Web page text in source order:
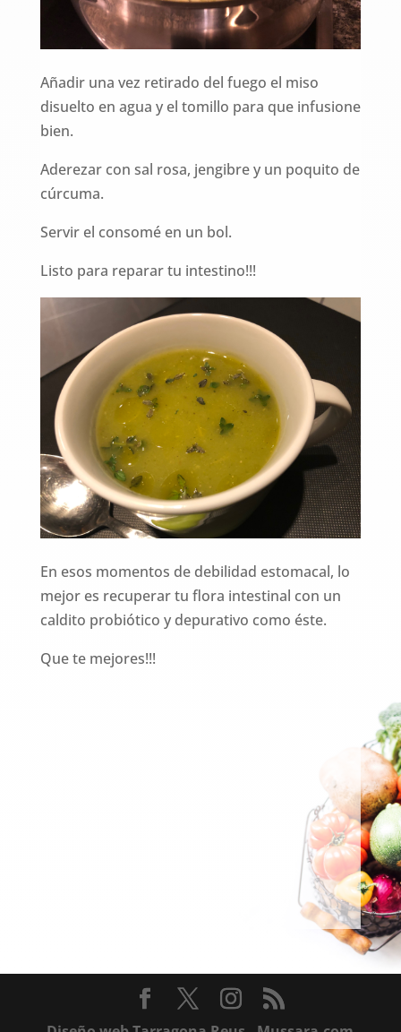
Añadir una vez retirado del fuego el miso
disuelto en agua y el tomillo para que infusione
bien.
Aderezar con sal rosa, jengibre y un poquito de
cúrcuma.
Servir el consomé en un bol.
Listo para reparar tu intestino!!!
En esos momentos de debilidad estomacal, lo
mejor es recuperar tu flora intestinal con un
caldito probiótico y depurativo como éste.
Que te mejores!!!